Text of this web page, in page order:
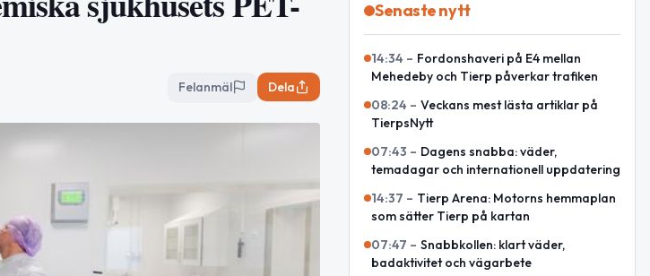
Felanmäl Dela
Senaste nytt
14:34 – Fordonshaveri på E4 mellan
Mehedeby och Tierp påverkar trafiken
08:24 – Veckans mest lästa artiklar på
TierpsNytt
07:43 – Dagens snabba: väder,
temadagar och internationell uppdatering
14:37 – Tierp Arena: Motorns hemmaplan
som sätter Tierp på kartan
07:47 – Snabbkollen: klart väder,
badaktivitet och vägarbete